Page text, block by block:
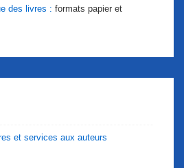
des livres : formats papier et
et services aux auteurs